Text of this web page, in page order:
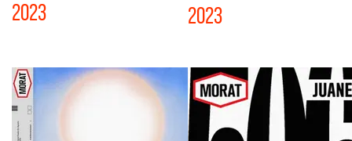
2023 2023